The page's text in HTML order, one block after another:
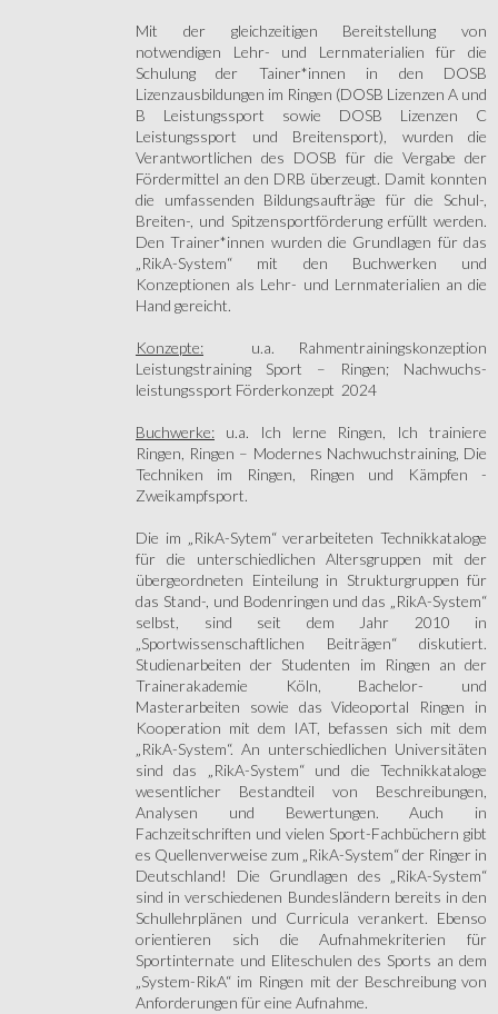
Mit der gleichzeitigen Bereitstellung von
notwendigen Lehr- und Lernmaterialien für die
Schulung der Tainer*innen in den DOSB
Lizenzausbildungen im Ringen (DOSB Lizenzen A und
B Leistungssport sowie DOSB Lizenzen C
Leistungssport und Breitensport), wurden die
Verantwortlichen des DOSB für die Vergabe der
Fördermittel an den DRB überzeugt. Damit konnten
die umfassenden Bildungsaufträge für die Schul-,
Breiten-, und Spitzensportförderung erfüllt werden.
Den Trainer*innen wurden die Grundlagen für das
„RikA-System“ mit den Buchwerken und
Konzeptionen als Lehr- und Lernmaterialien an die
Hand gereicht.
Konzepte: u.a. Rahmentrainingskonzeption
Leistungstraining Sport – Ringen; Nachwuchs-
leistungssport Förderkonzept 2024
Buchwerke: u.a. Ich lerne Ringen, Ich trainiere
Ringen, Ringen – Modernes Nachwuchstraining, Die
Techniken im Ringen, Ringen und Kämpfen -
Zweikampfsport.
Die im „RikA-Sytem“ verarbeiteten Technikkataloge
für die unterschiedlichen Altersgruppen mit der
übergeordneten Einteilung in Strukturgruppen für
das Stand-, und Bodenringen und das „RikA-System“
selbst, sind seit dem Jahr 2010 in
„Sportwissenschaftlichen Beiträgen“ diskutiert.
Studienarbeiten der Studenten im Ringen an der
Trainerakademie Köln, Bachelor- und
Masterarbeiten sowie das Videoportal Ringen in
Kooperation mit dem IAT, befassen sich mit dem
„RikA-System“. An unterschiedlichen Universitäten
sind das „RikA-System“ und die Technikkataloge
wesentlicher Bestandteil von Beschreibungen,
Analysen und Bewertungen. Auch in
Fachzeitschriften und vielen Sport-Fachbüchern gibt
es Quellenverweise zum „RikA-System“ der Ringer in
Deutschland! Die Grundlagen des „RikA-System“
sind in verschiedenen Bundesländern bereits in den
Schullehrplänen und Curricula verankert. Ebenso
orientieren sich die Aufnahmekriterien für
Sportinternate und Eliteschulen des Sports an dem
„System-RikA“ im Ringen mit der Beschreibung von
Anforderungen für eine Aufnahme.